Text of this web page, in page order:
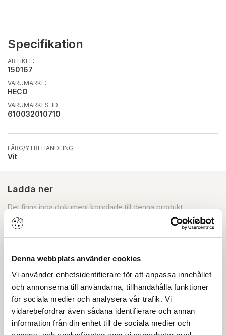
Denna webbplats använder cookies
Vi använder enhetsidentifierare för att anpassa innehållet
och annonserna till användarna, tillhandahålla funktioner
för sociala medier och analysera vår trafik. Vi
vidarebefordrar även sådana identifierare och annan
information från din enhet till de sociala medier och
Specifikation
ARTIKEL:
150167
VARUMÄRKE:
HECO
VARUMÄRKES-ID:
610032010710
FÄRG/YTBEHANDLING:
Vit
Ladda ner
Det finns inga dokument kopplade till denna produkt
Skapa konto Logga in
Skapa inloggning, bli företagskund eller logga in för att
beställa, se priser,
produktblad, ritningar, monteringsbeskrivningar samt
övriga dokument.